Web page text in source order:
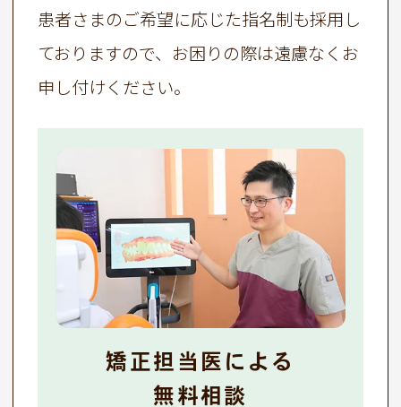
患者さまのご希望に応じた指名制も採用し
ておりますので、お困りの際は遠慮なくお
申し付けください。
矯正担当医による
無料相談